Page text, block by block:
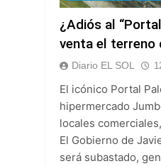
¿Adiós al
venta el terreno
Diario EL SOL
El icónico Portal
hipermercado
locales
El Gobierno de
será subastado,